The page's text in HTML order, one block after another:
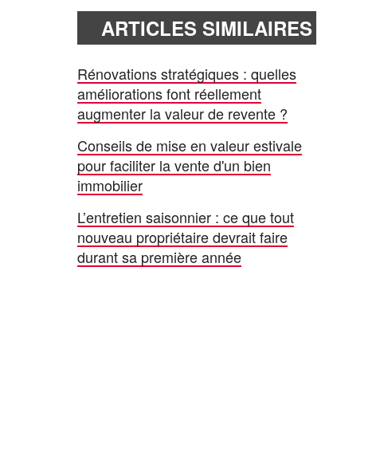
ARTICLES SIMILAIRES
Rénovations stratégiques : quelles
améliorations font réellement
augmenter la valeur de revente ?
Conseils de mise en valeur estivale
pour faciliter la vente d'un bien
immobilier
L’entretien saisonnier : ce que tout
nouveau propriétaire devrait faire
durant sa première année